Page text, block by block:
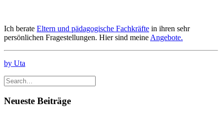
Ich berate Eltern und pädagogische Fachkräfte in ihren sehr
persönlichen Fragestellungen. Hier sind meine Angebote.
by Uta
Neueste Beiträge